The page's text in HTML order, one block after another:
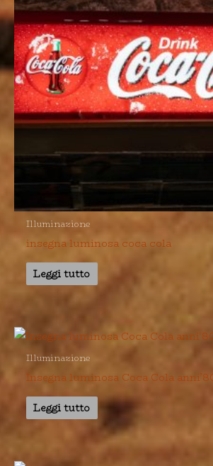
Illuminazione
insegna luminosa coca cola
Leggi tutto
Illuminazione
Insegna luminosa Coca Cola
Leggi tutto